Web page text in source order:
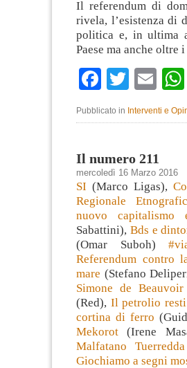
Il referendum di
rivela, l’esistenza di
politica e, in ultima
Paese ma anche oltre
Facebook
Pubblicato in Interventi e
Il numero 211
mercoledì 16 Marzo 2016
SI (Marco Ligas),
Regionale
nuovo
Sabattini), Bds e
(Omar Suboh)
Referendum contro
mare (Stefano
Simone de Beauvoir
(Red), Il petrolio resti
cortina di ferro
Mekorot (Irene
Malfatano
Giochiamo a segni